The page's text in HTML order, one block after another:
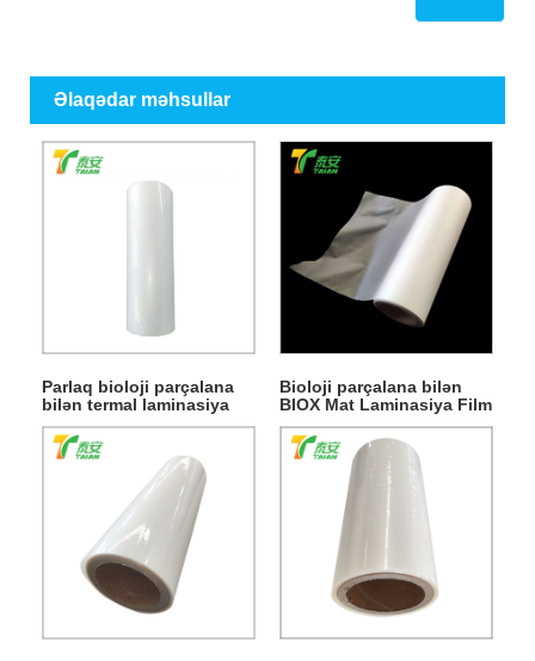
Əlaqədar məhsullar
Parlaq bioloji parçalana
bilən termal laminasiya
filmi
Bioloji parçalana bilən
BIOX Mat Laminasiya Film
Aralığı